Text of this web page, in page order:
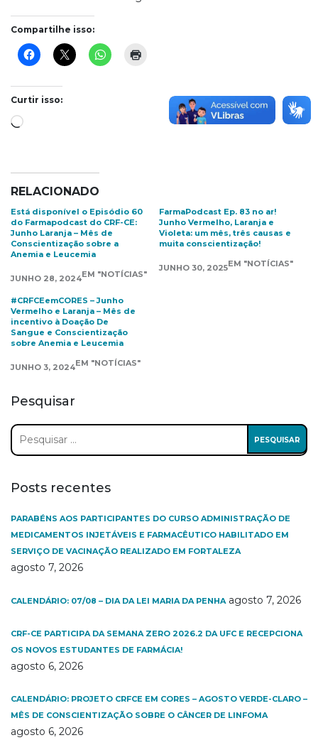
Compartilhe isso:
Curtir isso:
Carregando...
RELACIONADO
Está disponível o Episódio 60
do Farmapodcast do CRF-CE:
Junho Laranja – Mês de
Conscientização sobre a
Anemia e Leucemia
JUNHO 28, 2024EM "NOTÍCIAS"
FarmaPodcast Ep. 83 no ar!
Junho Vermelho, Laranja e
Violeta: um mês, três causas e
muita conscientização!
JUNHO 30, 2025EM "NOTÍCIAS"
#CRFCEemCORES – Junho
Vermelho e Laranja – Mês de
incentivo à Doação De
Sangue e Conscientização
sobre Anemia e Leucemia
JUNHO 3, 2024EM "NOTÍCIAS"
Pesquisar
Pesquisar
por:
Posts recentes
PARABÉNS AOS PARTICIPANTES DO CURSO ADMINISTRAÇÃO DE
MEDICAMENTOS INJETÁVEIS E FARMACÊUTICO HABILITADO EM
SERVIÇO DE VACINAÇÃO REALIZADO EM FORTALEZA
agosto 7, 2026
CALENDÁRIO: 07/08 – DIA DA LEI MARIA DA PENHA agosto 7, 2026
CRF-CE PARTICIPA DA SEMANA ZERO 2026.2 DA UFC E RECEPCIONA
OS NOVOS ESTUDANTES DE FARMÁCIA!
agosto 6, 2026
CALENDÁRIO: PROJETO CRFCE EM CORES – AGOSTO VERDE-CLARO –
MÊS DE CONSCIENTIZAÇÃO SOBRE O CÂNCER DE LINFOMA
agosto 6, 2026